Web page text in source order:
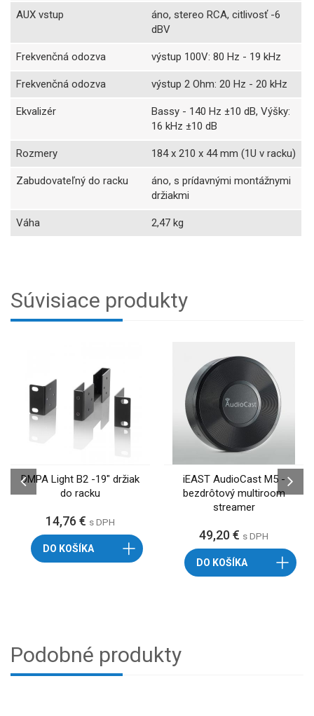
AUX vstup
áno, stereo RCA, citlivosť -6
dBV
Frekvenčná odozva výstup 100V: 80 Hz - 19 kHz
Frekvenčná odozva výstup 2 Ohm: 20 Hz - 20 kHz
Ekvalizér
Bassy - 140 Hz ±10 dB, Výšky:
16 kHz ±10 dB
Rozmery 184 x 210 x 44 mm (1U v racku)
Zabudovateľný do racku
áno, s prídavnými montážnymi
držiakmi
Váha 2,47 kg
Súvisiace produkty
DMPA Light B2 -19" držiak
do racku
14,76 € s DPH
DO KOŠÍKA
iEAST AudioCast M5 -
bezdrôtový multiroom
streamer
49,20 € s DPH
DO KOŠÍKA
Podobné produkty